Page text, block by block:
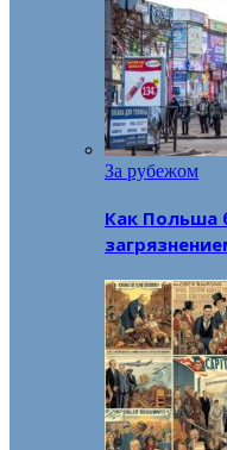
За рубежом
Как Польша